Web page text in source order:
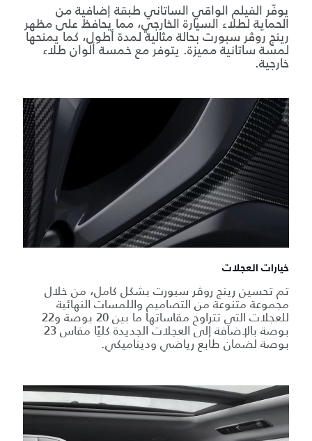
يوفّر الفيلم الواقي الساتاني طبقة إضافية من
الحماية لطلاء السيارة الخارجي، مما يحافظ على مظهر
رينج روڤر سبورت بحالة مثالية لمدة أطول، كما يمنحها
لمسة ساتانية مميزة. يتوفر مع خمسة ألوان طلاء
خارجية.
خيارات العجلات
تم تحسين رينج روڤر سبورت بشكل كامل، من خلال
مجموعة متنوعة من التصاميم واللمسات النهائية
للعجلات التي تتراوح مقاساتها ما بين 20 بوصة و22
بوصة بالإضافة إلى العجلات الجديدة كليًا مقاس 23
بوصة لضمان طابع رياضي وديناميكي.